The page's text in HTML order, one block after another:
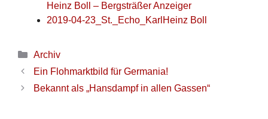
Heinz Boll – Bergsträßer Anzeiger
2019-04-23_St._Echo_KarlHeinz Boll
Archiv
Ein Flohmarktbild für Germania!
Bekannt als „Hansdampf in allen Gassen“